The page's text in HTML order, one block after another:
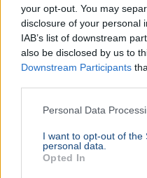
your opt-out. You may
disclosure of your personal
IAB’s list of downstream
also be disclosed by us to
Downstream Participants
Personal Data
I want to opt-out of the
personal data.
Opted In